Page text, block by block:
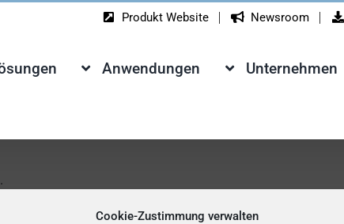
Cookie-Zustimmung verwalten
Produkt Website Newsroom
Anwendungen Unternehmen